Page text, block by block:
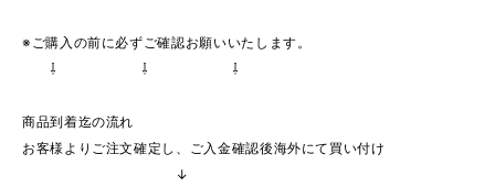
※ご購入の前に必ずご確認お願いいたします。
⇩ ⇩ ⇩
商品到着迄の流れ
お客様よりご注文確定し、ご入金確認後海外にて買い付け
↓